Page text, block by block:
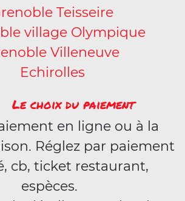
Teisseire
village Olympique
Villeneuve
Echirolles
Le choix du paiement
en ligne ou à la
Réglez par paiement
cb, ticket restaurant,
espèces.